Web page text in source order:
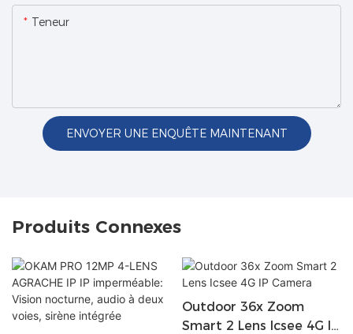
Teneur
ENVOYER UNE ENQUÊTE MAINTENANT
Produits Connexes
Outdoor 36x Zoom
Smart 2 Lens Icsee 4G IP